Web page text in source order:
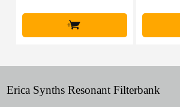
+
Erica Synths Resonant Filterbank